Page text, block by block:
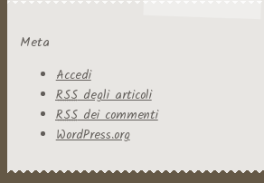
Meta
Accedi
RSSdegli articoli
RSSdei commenti
WordPress.org